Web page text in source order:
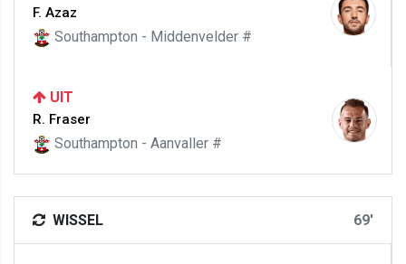
F. Azaz
Southampton - Middenvelder #
UIT
R. Fraser
Southampton - Aanvaller #
WISSEL 69'